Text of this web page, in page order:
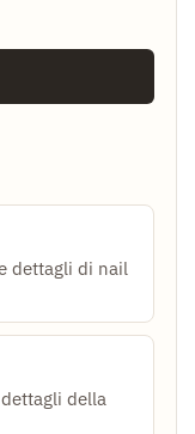
dettagli di nail
della